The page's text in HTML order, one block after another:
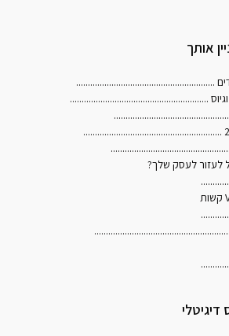
אותך
...........................................................
...........................................................
...........................................................
לעזור לעסק שלך?
דיגיטלי